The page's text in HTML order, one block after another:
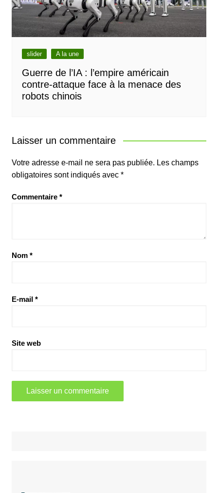
slider A la une
Guerre de l’IA : l’empire américain
contre-attaque face à la menace des
robots chinois
Laisser un commentaire
Votre adresse e-mail ne sera pas publiée. Les champs
obligatoires sont indiqués avec *
Commentaire *
Nom *
E-mail *
Site web